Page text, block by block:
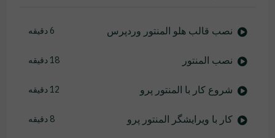
نصب قالب هلو المنتور وردپرس 6 دقیقه
نصب المنتور 18 دقیقه
شروع کار با المنتور پرو 12 دقیقه
کار با ویرایشگر المنتور پرو 8 دقیقه